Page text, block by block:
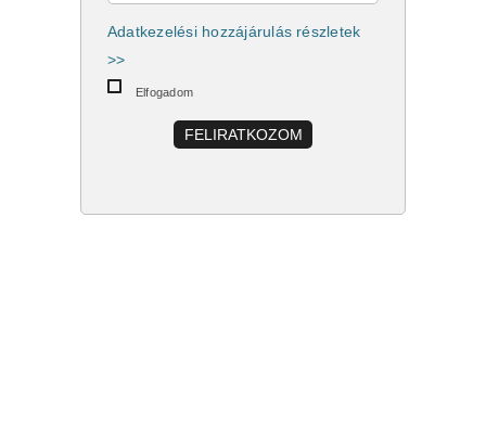
Adatkezelési hozzájárulás részletek
>>
Elfogadom
FELIRATKOZOM